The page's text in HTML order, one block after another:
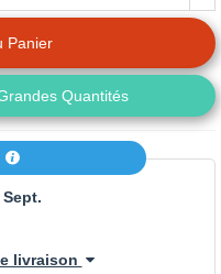
Panier
Quantités
livraison